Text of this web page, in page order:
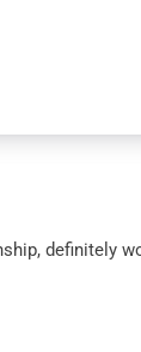
definitely